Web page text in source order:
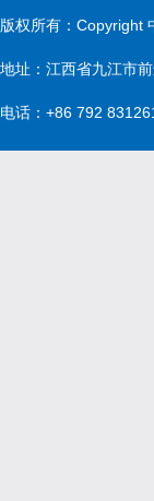
版权所有：Copyright
地址：江西省九江市
电话：+86 792